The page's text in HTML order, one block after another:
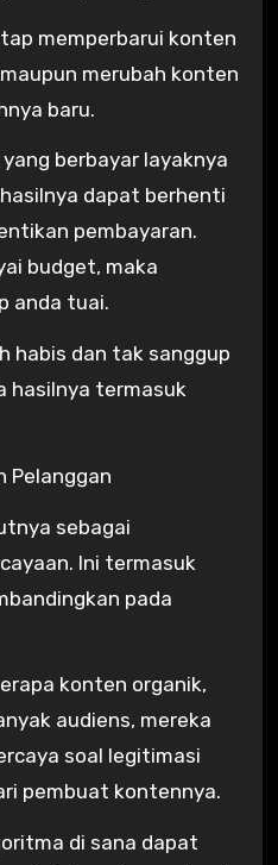
memperbarui konten
merubah konten
baru.
berbayar layaknya
dapat berhenti
pembayaran.
budget, maka
anda tuai.
habis dan tak sanggup
hasilnya termasuk
Pelanggan
sebagai
Ini termasuk
pada
konten organik,
audiens, mereka
soal legitimasi
pembuat kontennya.
di sana dapat